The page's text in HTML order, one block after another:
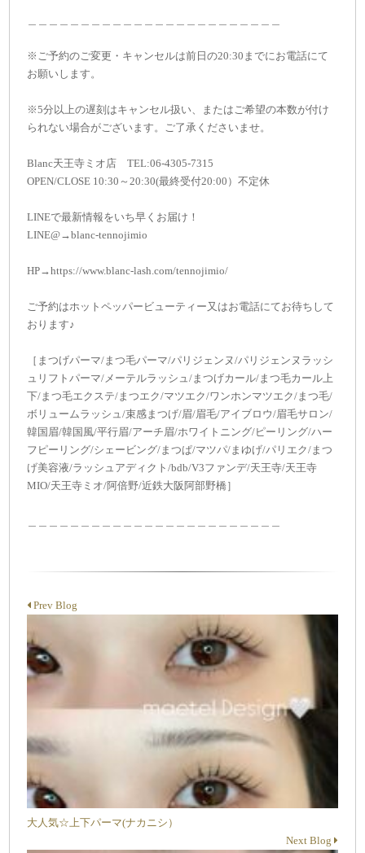
※ご予約のご変更・キャンセルは前日の20:30までにお電話にて
お願いします。
※5分以上の遅刻はキャンセル扱い、またはご希望の本数が付け
られない場合がございます。ご了承くださいませ。
Blanc天王寺ミオ店 TEL:06-4305-7315
OPEN/CLOSE 10:30～20:30(最終受付20:00）不定休
LINEで最新情報をいち早くお届け！
LINE@→blanc-tennojimio
HP→https://www.blanc-lash.com/tennojimio/
ご予約はホットペッパービューティー又はお電話にてお待ちして
おります♪
［まつげパーマ/まつ毛パーマ/パリジェンヌ/パリジェンヌラッシ
ュリフトパーマ/メーテルラッシュ/まつげカール/まつ毛カール上
下/まつ毛エクステ/まつエク/マツエク/ワンホンマツエク/まつ毛/
ボリュームラッシュ/束感まつげ/眉/眉毛/アイブロウ/眉毛サロン/
韓国眉/韓国風/平行眉/アーチ眉/ホワイトニング/ピーリング/ハー
フピーリング/シェービング/まつぱ/マツパ/まゆげ/パリエク/まつ
げ美容液/ラッシュアディクト/bdb/V3ファンデ/天王寺/天王寺
MIO/天王寺ミオ/阿倍野/近鉄大阪阿部野橋］
Prev Blog
大人気☆上下パーマ(ナカニシ）
Next Blog